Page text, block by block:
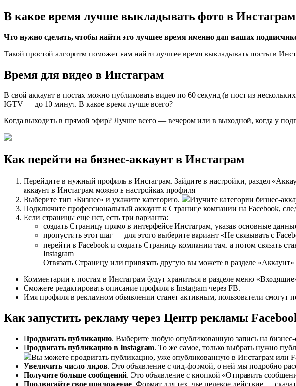
В какое время лучше выкладывать фото в
Что нужно сделать, чтобы найти это лучшее время именно для ваших
Такой простой алгоритм поможет вам найти лучшее время выкладывать посты в
Время для видео в Инстаграм
В свой аккаунт в постах можно публиковать видео по 60 секунд (в пост из
IGTV — до 10 минут. В какое время лучше всего?
Когда выходить в прямой эфир? Лучше всего — вечером или в выходной, когда у
Как перейти на бизнес-аккаунт в Инстаграм
Перейдите в нужный профиль в Инстаграм. Зайдите в настройки, раздел
аккаунт в Инстаграм можно в настройках профиля
Выберите тип «Бизнес» и укажите категорию.
Изучите категории бизнес-
Подключите профессиональный аккаунт к Странице компании на Facebook,
Если страницы еще нет, есть три варианта:
создать Страницу прямо в интерфейсе Инстаграм, указав основные
пропустить этот шаг — для этого выберите вариант «Не связывать с
перейти в Facebook и создать Страницу компании там, а потом связать
Instagram
Отвязать Страницу или привязать другую вы можете в разделе
Комментарии к постам в Инстаграм будут храниться в разделе меню
Сможете редактировать описание профиля в Instagram через FB.
Имя профиля в рекламном объявлении станет активным, пользователи смогут
Как запустить рекламу через Центр рекламы
Продвигать публикацию. Выберите любую опубликованную запись на бизнес-
Продвигать публикацию в Instagram. То же самое, только выбрать нужно
Вы можете продвигать публикацию, уже опубликованную в Инстаграм или
Увеличить число лидов. Это объявление с лид-формой, о ней мы подробно
Получите больше сообщений. Это объявление с кнопкой «Отправить
Продвигайте свое приложение. Формат для тех, чье целевое действие —